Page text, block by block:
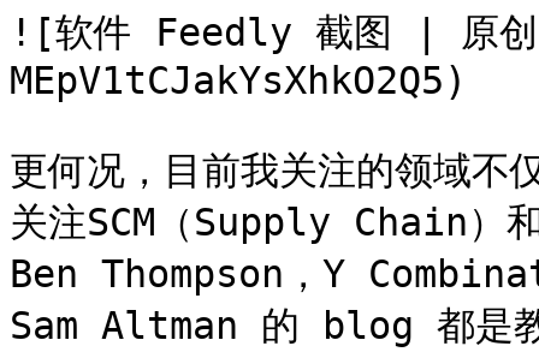
![软件 Feedly 截图 |
MEpV1tCJakYsXhkO2Q5)
更何况，目前我关注的领域
关注SCM（Supply Chain）
Ben Thompson，Y
Sam Altman 的 blog 都是教